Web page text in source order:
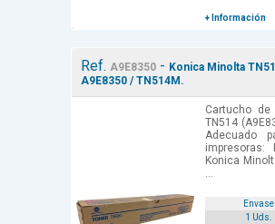
+ Información
Ref. A9E8350- Konica Minolta
A9E8350 / TN514M.
Cartucho
TN514
Adecuado
impresoras:
Konica
...
Envase
1 Uds.